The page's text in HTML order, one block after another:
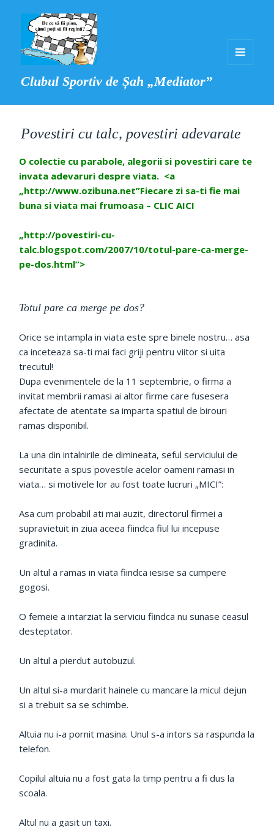
Clubul Sportiv de Șah „Mediator”
Povestiri cu talc, povestiri adevarate
O colectie cu parabole, alegorii si povestiri care te
invata adevaruri despre viata. <a
„http://www.ozibuna.net”Fiecare zi sa-ti fie mai
buna si viata mai frumoasa – CLIC AICI
„http://povestiri-cu-
talc.blogspot.com/2007/10/totul-pare-ca-merge-
pe-dos.html”>
Totul pare ca merge pe dos?
Orice se intampla in viata este spre binele nostru… asa
ca inceteaza sa-ti mai faci griji pentru viitor si uita
trecutul!
Dupa evenimentele de la 11 septembrie, o firma a
invitat membrii ramasi ai altor firme care fusesera
afectate de atentate sa imparta spatiul de birouri
ramas disponibil.
La una din intalnirile de dimineata, seful serviciului de
securitate a spus povestile acelor oameni ramasi in
viata… si motivele lor au fost toate lucruri „MICI”:
Asa cum probabil ati mai auzit, directorul firmei a
supravietuit in ziua aceea fiindca fiul lui incepuse
gradinita.
Un altul a ramas in viata fiindca iesise sa cumpere
gogosi.
O femeie a intarziat la serviciu fiindca nu sunase ceasul
desteptator.
Un altul a pierdut autobuzul.
Un altul si-a murdarit hainele cu mancare la micul dejun
si a trebuit sa se schimbe.
Altuia nu i-a pornit masina. Unul s-a intors sa raspunda la
telefon.
Copilul altuia nu a fost gata la timp pentru a fi dus la
scoala.
Altul nu a gasit un taxi.